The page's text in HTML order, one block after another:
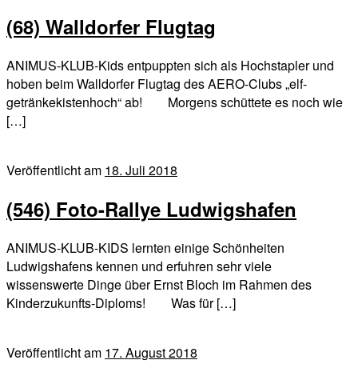
(68) Walldorfer Flugtag
ANIMUS-KLUB-Kids entpuppten sich als Hochstapler und
hoben beim Walldorfer Flugtag des AERO-Clubs „elf-
getränkekistenhoch“ ab! Morgens schüttete es noch wie
[…]
Veröffentlicht am 18. Juli 2018
(546) Foto-Rallye Ludwigshafen
ANIMUS-KLUB-KIDS lernten einige Schönheiten
Ludwigshafens kennen und erfuhren sehr viele
wissenswerte Dinge über Ernst Bloch im Rahmen des
Kinderzukunfts-Diploms! Was für […]
Veröffentlicht am 17. August 2018